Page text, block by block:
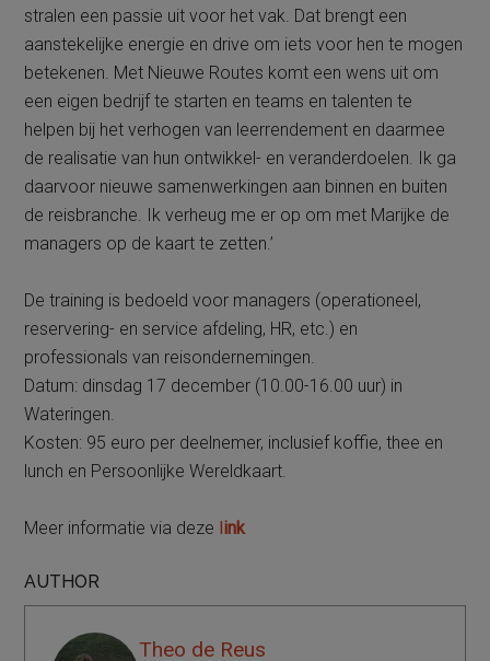
stralen een passie uit voor het vak. Dat brengt een
aanstekelijke energie en drive om iets voor hen te mogen
betekenen. Met Nieuwe Routes komt een wens uit om
een eigen bedrijf te starten en teams en talenten te
helpen bij het verhogen van leerrendement en daarmee
de realisatie van hun ontwikkel- en veranderdoelen. Ik ga
daarvoor nieuwe samenwerkingen aan binnen en buiten
de reisbranche. Ik verheug me er op om met Marijke de
managers op de kaart te zetten.’
De training is bedoeld voor managers (operationeel,
reservering- en service afdeling, HR, etc.) en
professionals van reisondernemingen.
Datum: dinsdag 17 december (10.00-16.00 uur) in
Wateringen.
Kosten: 95 euro per deelnemer, inclusief koffie, thee en
lunch en Persoonlijke Wereldkaart.
Meer informatie via deze ink
AUTHOR
Theo de Reus